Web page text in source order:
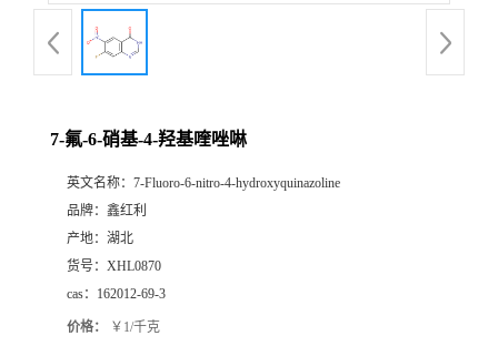
7-氟-6-硝基-4-羟基喹唑啉
英文名称： 7-Fluoro-6-nitro-4-hydroxyquinazoline
品牌： 鑫红利
产地： 湖北
货号： XHL0870
cas： 162012-69-3
价格： ￥1/千克